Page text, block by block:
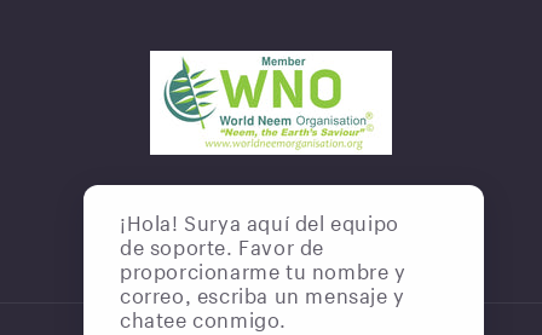
Facebook
¡Hola! Surya aquí del equipo
de soporte. Favor de
proporcionarme tu nombre y
correo, escriba un mensaje y
chatee conmigo.